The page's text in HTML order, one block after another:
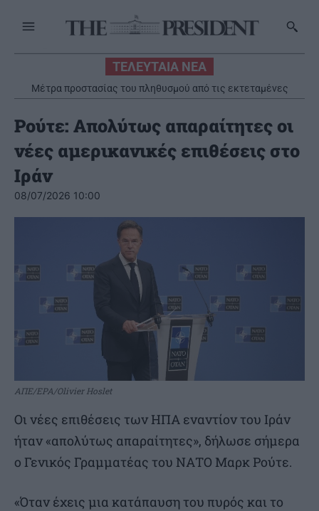
ΤΕΛΕΥΤΑΙΑ ΝΕΑ
Μέτρα προστασίας του πληθυσμού από τις εκτεταμένες
πυρκαγιές
Ρούτε: Απολύτως απαραίτητες οι
νέες αμερικανικές επιθέσεις στο
Ιράν
08/07/2026 10:00
ΑΠΕ/EPA/Olivier Hoslet
Οι νέες επιθέσεις των ΗΠΑ εναντίον του Ιράν
ήταν «απολύτως απαραίτητες», δήλωσε σήμερα
ο Γενικός Γραμματέας του ΝΑΤΟ Μαρκ Ρούτε.
«Όταν έχεις μια κατάπαυση του πυρός και το